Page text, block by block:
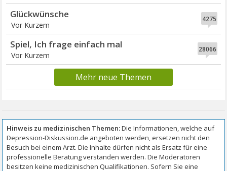
4275
Glückwünsche
Vor Kurzem
28066
Spiel, Ich frage einfach mal
Vor Kurzem
Mehr neue Themen